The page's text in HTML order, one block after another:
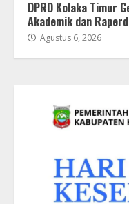
DPRD Kolaka Timur
Akademik dan
Agustus 6, 2026